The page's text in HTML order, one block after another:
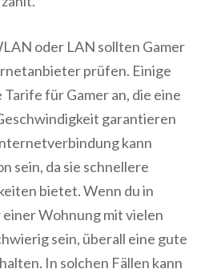
oder LAN sollten Gamer
prüfen. Einige
für Gamer an, die eine
garantieren
kann
sein, da sie schnellere
bietet. Wenn du in
Wohnung mit vielen
sein, überall eine gute
In solchen Fällen kann